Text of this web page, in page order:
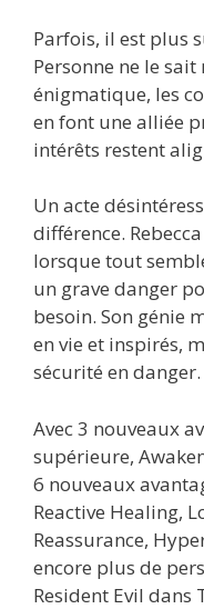
Parfois, il est plus
Personne ne le
énigmatique, les
en font une alliée
intérêts restent
Un acte
différence.
lorsque tout
un grave danger
besoin. Son génie
en vie et inspirés,
sécurité en danger.
Avec 3 nouveaux
supérieure,
6 nouveaux
Reactive Healing,
Reassurance,
encore plus de
Resident Evil dans